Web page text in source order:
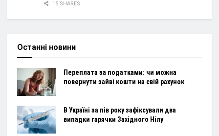
15 SHARES
Останні новини
Переплата за податками: чи можна
повернути зайві кошти на свій рахунок
В Україні за пів року зафіксували два
випадки гарячки Західного Нілу